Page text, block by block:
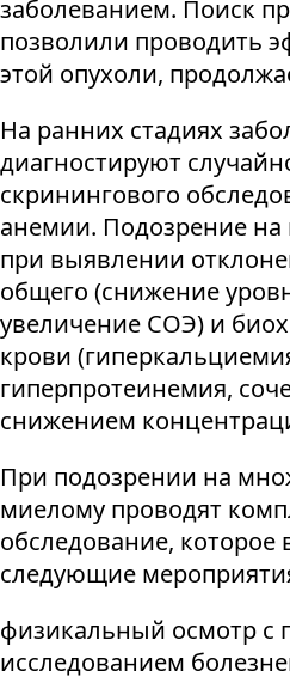
заболеванием. Поиск
позволили проводить
этой опухоли,
На ранних стадиях
диагностируют
скринингового
анемии. Подозрение
при выявлении
общего (снижение
увеличение СОЭ) и
крови
гиперпротеинемия,
снижением
При подозрении на
миелому проводят
обследование, которое
следующие
физикальный осмотр с
исследованием